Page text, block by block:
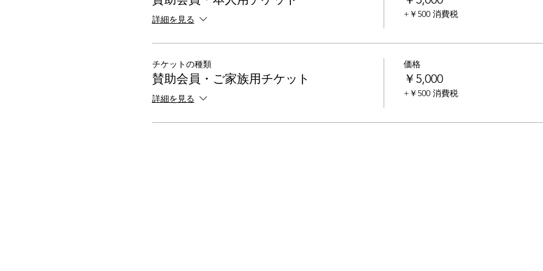
詳細を見る
+￥500 消費税
チケットの種類
賛助会員・ご家族用チケット
詳細を見る
価格
￥5,000
+￥500 消費税